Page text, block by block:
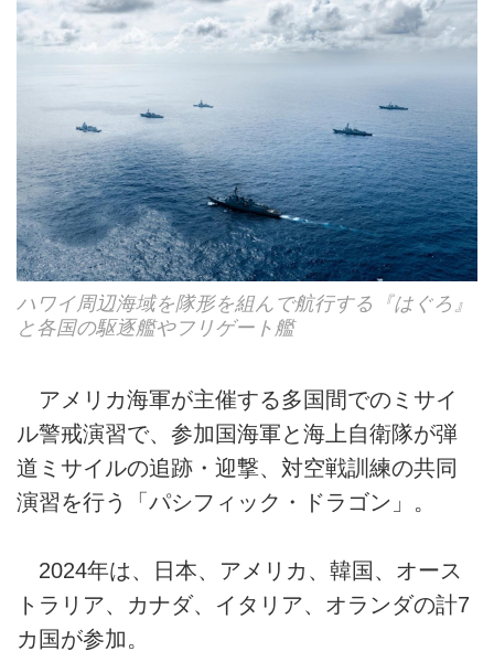
ハワイ周辺海域を隊形を組んで航行する『はぐろ』
と各国の駆逐艦やフリゲート艦
アメリカ海軍が主催する多国間でのミサイ
ル警戒演習で、参加国海軍と海上自衛隊が弾
道ミサイルの追跡・迎撃、対空戦訓練の共同
演習を行う「パシフィック・ドラゴン」。
2024年は、日本、アメリカ、韓国、オース
トラリア、カナダ、イタリア、オランダの計7
カ国が参加。